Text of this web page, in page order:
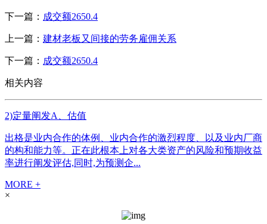
下一篇： 成交额2650.4
上一篇： 建材老板又间接的劳务雇佣关系
下一篇： 成交额2650.4
相关内容
2)定量阐发A、估值
出格是业内合作的体例、业内合作的激烈程度、以及业内厂商
的构和能力等。正在此根本上对各大类资产的风险和预期收益
率进行阐发评估,同时,为预测企...
MORE +
×